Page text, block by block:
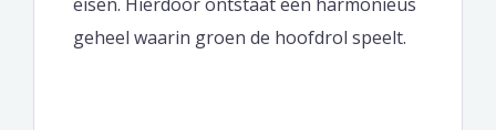
geheel waarin groen de hoofdrol speelt.